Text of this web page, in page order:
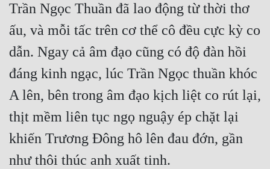
Trần Ngọc Thuần đã lao động từ thời thơ
ấu, và mỗi tấc trên cơ thể cô đều cực kỳ co
dẫn. Ngay cả âm đạo cũng có độ đàn hồi
đáng kinh ngạc, lúc Trần Ngọc thuần khóc
A lên, bên trong âm đạo kịch liệt co rút lại,
thịt mềm liên tục ngọ nguậy ép chặt lại
khiến Trương Đông hô lên đau đớn, gần